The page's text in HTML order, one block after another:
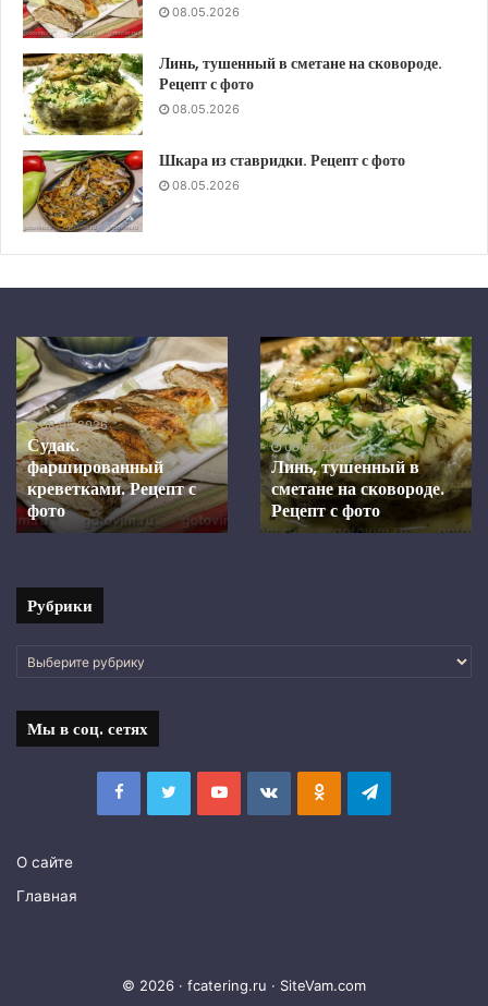
08.05.2026
Линь, тушенный в сметане на сковороде.
Рецепт с фото
08.05.2026
Шкара из ставридки. Рецепт с фото
08.05.2026
в
сковороде.
фото
Шкара
из
ставридки.
Рецепт
с
фото08.05.2026
Шкара из ставридки.
Рецепт с фото
Скумбрия
в
маринаде,
в
духовке.
Рецепт
с
Рубрики
Рубрики
Мы в соц. сетях
FacebookTwitterYouTubevk.comОдноклассники
Telegram
О сайте
Главная
© 2026 · fcatering.ru · SiteVam.com